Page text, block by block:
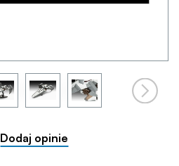
Dodaj opinie